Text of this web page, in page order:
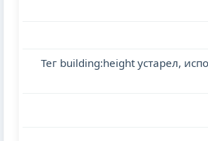
Тег building:height устарел,